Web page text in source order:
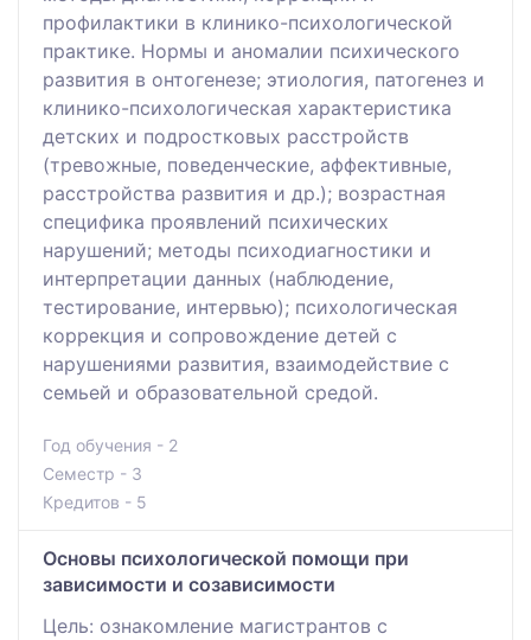
профилактики в клинико-психологической
практике. Нормы и аномалии психического
развития в онтогенезе; этиология, патогенез и
клинико-психологическая характеристика
детских и подростковых расстройств
(тревожные, поведенческие, аффективные,
расстройства развития и др.); возрастная
специфика проявлений психических
нарушений; методы психодиагностики и
интерпретации данных (наблюдение,
тестирование, интервью); психологическая
коррекция и сопровождение детей с
нарушениями развития, взаимодействие с
семьей и образовательной средой.
Год обучения - 2
Семестр - 3
Кредитов - 5
Основы психологической помощи при
зависимости и созависимости
Цель: ознакомление магистрантов с